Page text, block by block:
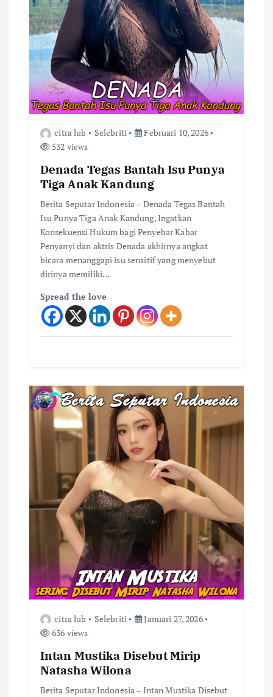
citra lub Selebriti
Februari 10, 2026
532 views
Denada Tegas Bantah Isu Punya
Tiga Anak Kandung
Berita Seputar Indonesia – Denada Tegas Bantah
Isu Punya Tiga Anak Kandung, Ingatkan
Konsekuensi Hukum bagi Penyebar Kabar
Penyanyi dan aktris Denada akhirnya angkat
bicara menanggapi isu sensitif yang menyebut
dirinya memiliki…
Spread the love
citra lub Selebriti
Januari 27, 2026
636 views
Intan Mustika Disebut Mirip
Natasha Wilona
Berita Seputar Indonesia – Intan Mustika Disebut